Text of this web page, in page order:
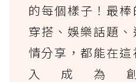
的每個樣子！最
穿搭、娛樂話題
情分享，都能在
入成為